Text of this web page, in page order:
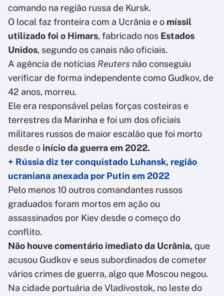
comando na região russa de Kursk.
O local faz fronteira com a Ucrânia e o míssil
utilizado foi o Himars, fabricado nos Estados
Unidos, segundo os canais não oficiais.
A agência de notícias Reuters não conseguiu
verificar de forma independente como Gudkov, de
42 anos, morreu.
Ele era responsável pelas forças costeiras e
terrestres da Marinha e foi um dos oficiais
militares russos de maior escalão que foi morto
desde o início da guerra em 2022.
+ Rússia diz ter conquistado Luhansk, região
ucraniana anexada por Putin em 2022
Pelo menos 10 outros comandantes russos
graduados foram mortos em ação ou
assassinados por Kiev desde o começo do
conflito.
Não houve comentário imediato da Ucrânia, que
acusou Gudkov e seus subordinados de cometer
vários crimes de guerra, algo que Moscou negou.
Na cidade portuária de Vladivostok, no leste do